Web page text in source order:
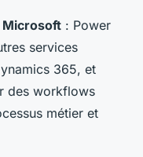
Microsoft : Power
services
365, et
des workflows
métier et